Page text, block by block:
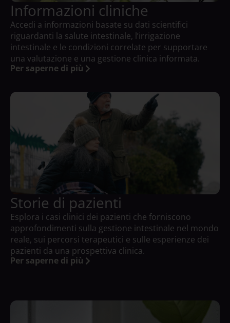
Informazioni cliniche
Accedi a informazioni basate su dati scientifici
riguardanti la salute intestinale, l’irrigazione
intestinale e le condizioni correlate per supportare
una valutazione e una gestione clinica informata.
Per saperne di più
Storie di pazienti
Esplora i casi clinici dei pazienti che forniscono
approfondimenti sulla gestione intestinale nel mondo
reale, sui percorsi terapeutici e sulle esperienze dei
pazienti da una prospettiva clinica.
Per saperne di più